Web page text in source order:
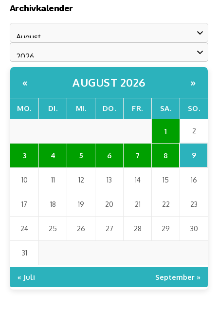
Archivkalender
« AUGUST 2026 »
MO. DI. MI. DO. FR. SA. SO.
1 2
3 4 5 6 7 8 9
10 11 12 13 14 15 16
17 18 19 20 21 22 23
24 25 26 27 28 29 30
31
« Juli September »